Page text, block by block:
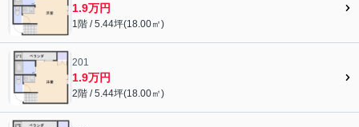
1.9万円
1階 / 5.44坪(18.00㎡)
201
1.9万円
2階 / 5.44坪(18.00㎡)